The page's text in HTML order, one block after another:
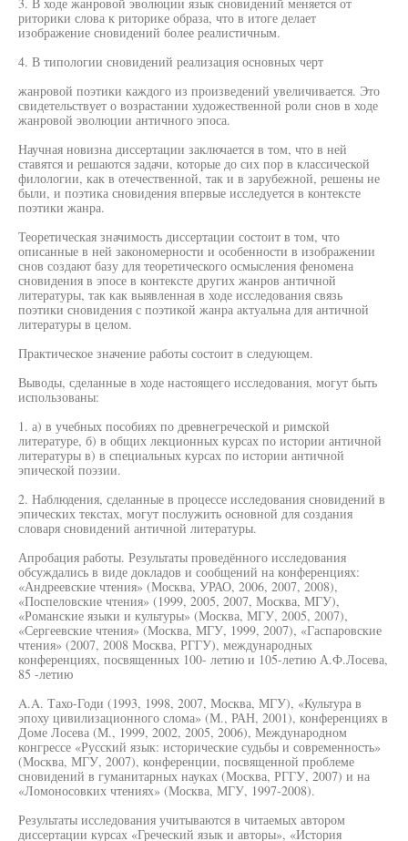
риторики слова к риторике образа, что в итоге делает
изображение сновидений более реалистичным.
4. В типологии сновидений реализация основных черт
жанровой поэтики каждого из произведений увеличивается. Это
свидетельствует о возрастании художественной роли снов в ходе
жанровой эволюции античного эпоса.
Научная новизна диссертации заключается в том, что в ней
ставятся и решаются задачи, которые до сих пор в классической
филологии, как в отечественной, так и в зарубежной, решены не
были, и поэтика сновидения впервые исследуется в контексте
поэтики жанра.
Теоретическая значимость диссертации состоит в том, что
описанные в ней закономерности и особенности в изображении
снов создают базу для теоретического осмысления феномена
сновидения в эпосе в контексте других жанров античной
литературы, так как выявленная в ходе исследования связь
поэтики сновидения с поэтикой жанра актуальна для античной
литературы в целом.
Практическое значение работы состоит в следующем.
Выводы, сделанные в ходе настоящего исследования, могут быть
использованы:
1. а) в учебных пособиях по древнегреческой и римской
литературе, б) в общих лекционных курсах по истории античной
литературы в) в специальных курсах по истории античной
эпической поэзии.
2. Наблюдения, сделанные в процессе исследования сновидений в
эпических текстах, могут послужить основной для создания
словаря сновидений античной литературы.
Апробация работы. Результаты проведённого исследования
обсуждались в виде докладов и сообщений на конференциях:
«Андреевские чтения» (Москва, УРАО, 2006, 2007, 2008),
«Поспеловские чтения» (1999, 2005, 2007, Москва, МГУ),
«Романские языки и культуры» (Москва, МГУ, 2005, 2007),
«Сергеевские чтения» (Москва, МГУ, 1999, 2007), «Гаспаровские
чтения» (2007, 2008 Москва, РГГУ), международных
конференциях, посвященных 100- летию и 105-летию А.Ф.Лосева,
85 -летию
A.A. Тахо-Годи (1993, 1998, 2007, Москва, МГУ), «Культура в
эпоху цивилизационного слома» (М., РАН, 2001), конференциях в
Доме Лосева (М., 1999, 2002, 2005, 2006), Международном
конгрессе «Русский язык: исторические судьбы и современность»
(Москва, МГУ, 2007), конференции, посвященной проблеме
сновидений в гуманитарных науках (Москва, РГГУ, 2007) и на
«Ломоносовких чтениях» (Москва, МГУ, 1997-2008).
Результаты исследования учитываются в читаемых автором
диссертации курсах «Греческий язык и авторы», «История